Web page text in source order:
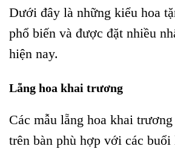
Dưới đây là những kiểu hoa
phổ biến và được đặt nhiều
hiện nay.
Lẵng hoa khai trương
Các mẫu lẵng hoa khai
trên bàn phù hợp với các